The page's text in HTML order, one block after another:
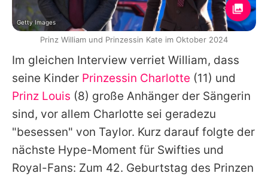
Im gleichen Interview verriet William, dass
seine Kinder Prinzessin Charlotte (11) und
Prinz Louis (8) große Anhänger der Sängerin
sind, vor allem Charlotte sei geradezu
"besessen" von Taylor. Kurz darauf folgte der
nächste Hype-Moment für Swifties und
Royal-Fans: Zum 42. Geburtstag des Prinzen
Getty Images
Prinz William und Prinzessin Kate im Oktober 2024